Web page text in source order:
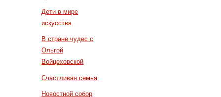
Дети в мире
искусства
В стране чудес с
Ольгой
Войцеховской
Счастливая семья
Новостной собор